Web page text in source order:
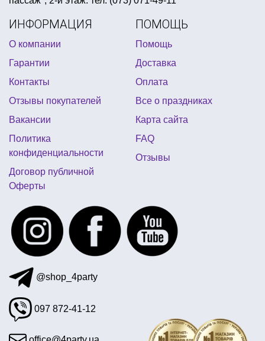
лепестки цветов на 14 февраля краски грим купить
маска зомби
костюм супергероя для детей
товары для выпускного
атрибутика для девичника
вечеринка в стиле мулен руж прикольные брелки
новогодние столовые приборы
фигурные воздушные шары купить
конфетти блестки
гавайские шляпы
вечеринка в стиле клоунов
ИНФОРМАЦИЯ
О компании
Гарантии
Контакты
Отзывы покупателей
Вакансии
Политика
конфиденциальности
Договор публичной
Оферты
ПОМОЩЬ
Помощь
Доставка
Оплата
Все о праздниках
Карта сайта
FAQ
Отзывы
@shop_4party
097 872-41-12